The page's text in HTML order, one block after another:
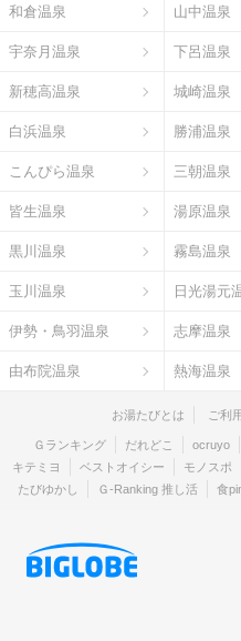
和倉温泉 山中温泉
宇奈月温泉 下呂温泉
新穂高温泉 城崎温泉
白浜温泉 勝浦温泉
こんぴら温泉 三朝温泉
皆生温泉 湯原温泉
黒川温泉 霧島温泉
玉川温泉 日光湯元
伊勢・鳥羽温泉 志摩温泉
由布院温泉 熱海温泉
お湯たびとは ご利
Ｇランキング だれどこ ocruyo
キテミヨ
ベストオイシー モノスポ
たびゆかし
Ｇ-Ranking 推し活 食